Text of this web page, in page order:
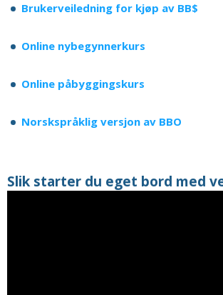
Brukerveiledning for kjøp av BB$
Online nybegynnerkurs
Online påbyggingskurs
Norskspråklig versjon av BBO
Slik starter du eget bord med